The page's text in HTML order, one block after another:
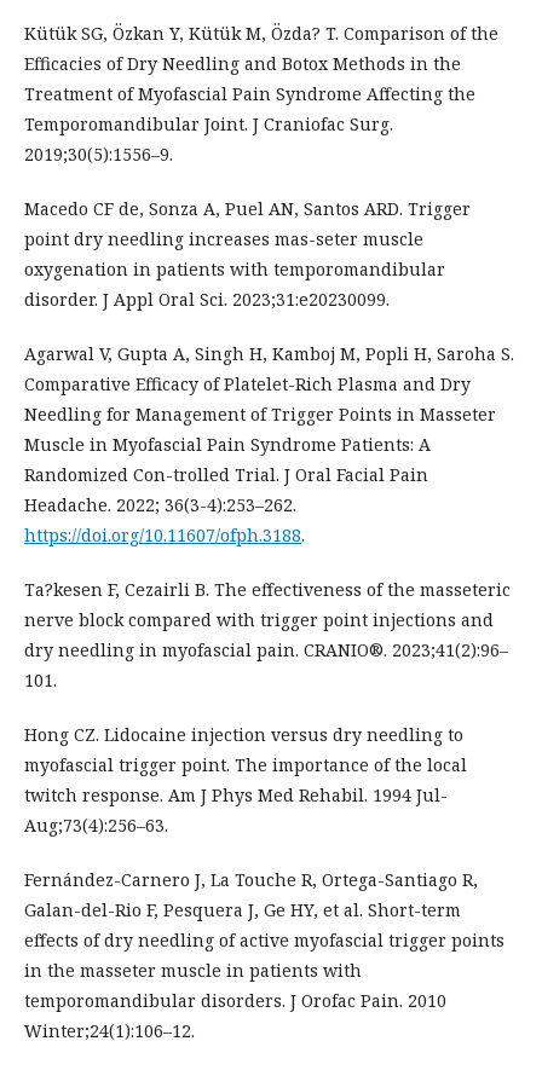
Kütük SG, Özkan Y, Kütük M, Özda? T. Comparison of the
Efficacies of Dry Needling and Botox Methods in the
Treatment of Myofascial Pain Syndrome Affecting the
Temporomandibular Joint. J Craniofac Surg.
2019;30(5):1556–9.
Macedo CF de, Sonza A, Puel AN, Santos ARD. Trigger
point dry needling increases mas-seter muscle
oxygenation in patients with temporomandibular
disorder. J Appl Oral Sci. 2023;31:e20230099.
Agarwal V, Gupta A, Singh H, Kamboj M, Popli H, Saroha S.
Comparative Efficacy of Platelet-Rich Plasma and Dry
Needling for Management of Trigger Points in Masseter
Muscle in Myofascial Pain Syndrome Patients: A
Randomized Con-trolled Trial. J Oral Facial Pain
Headache. 2022; 36(3-4):253–262.
https://doi.org/10.11607/ofph.3188.
Ta?kesen F, Cezairli B. The effectiveness of the masseteric
nerve block compared with trigger point injections and
dry needling in myofascial pain. CRANIO®. 2023;41(2):96–
101.
Hong CZ. Lidocaine injection versus dry needling to
myofascial trigger point. The importance of the local
twitch response. Am J Phys Med Rehabil. 1994 Jul-
Aug;73(4):256–63.
Fernández-Carnero J, La Touche R, Ortega-Santiago R,
Galan-del-Rio F, Pesquera J, Ge HY, et al. Short-term
effects of dry needling of active myofascial trigger points
in the masseter muscle in patients with
temporomandibular disorders. J Orofac Pain. 2010
Winter;24(1):106–12.